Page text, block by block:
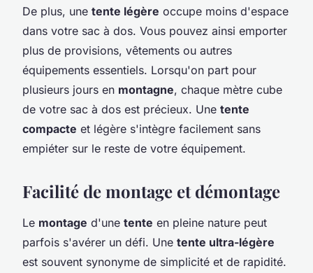
De plus, une tente légère occupe moins d'espace
dans votre sac à dos. Vous pouvez ainsi emporter
plus de provisions, vêtements ou autres
équipements essentiels. Lorsqu'on part pour
plusieurs jours en montagne, chaque mètre cube
de votre sac à dos est précieux. Une tente
compacte et légère s'intègre facilement sans
empiéter sur le reste de votre équipement.
Facilité de montage et démontage
Le montage d'une tente en pleine nature peut
parfois s'avérer un défi. Une tente ultra-légère
est souvent synonyme de simplicité et de rapidité.